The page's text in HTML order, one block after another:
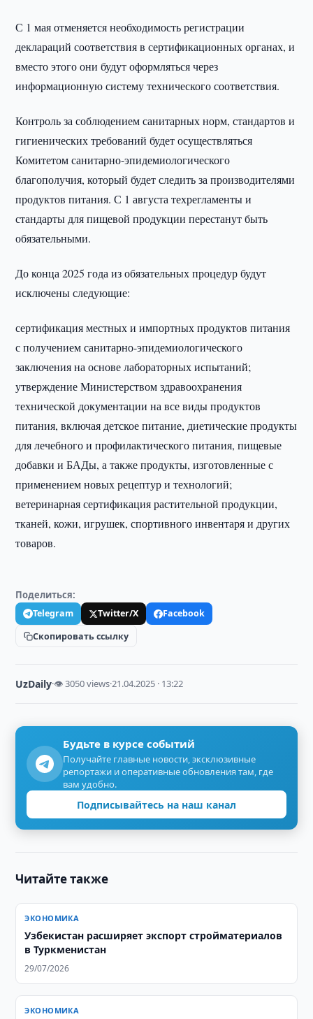
С 1 мая отменяется необходимость регистрации
деклараций соответствия в сертификационных органах, и
вместо этого они будут оформляться через
информационную систему технического соответствия.
Контроль за соблюдением санитарных норм, стандартов и
гигиенических требований будет осуществляться
Комитетом санитарно-эпидемиологического
благополучия, который будет следить за производителями
продуктов питания. С 1 августа техрегламенты и
стандарты для пищевой продукции перестанут быть
обязательными.
До конца 2025 года из обязательных процедур будут
исключены следующие:
сертификация местных и импортных продуктов питания
с получением санитарно-эпидемиологического
заключения на основе лабораторных испытаний;
утверждение Министерством здравоохранения
технической документации на все виды продуктов
питания, включая детское питание, диетические продукты
для лечебного и профилактического питания, пищевые
добавки и БАДы, а также продукты, изготовленные с
применением новых рецептур и технологий;
ветеринарная сертификация растительной продукции,
тканей, кожи, игрушек, спортивного инвентаря и других
товаров.
Поделиться:
Telegram Twitter/X
Facebook
Скопировать ссылку
UzDaily·👁 3050 views·21.04.2025 · 13:22
Будьте в курсе событий
Получайте главные новости, эксклюзивные
репортажи и оперативные обновления там, где
вам удобно.
Подписывайтесь на наш канал
Читайте также
ЭКОНОМИКА
Узбекистан расширяет экспорт стройматериалов
в Туркменистан
29/07/2026
ЭКОНОМИКА